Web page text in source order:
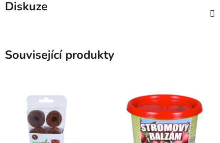
Diskuze
Související produkty